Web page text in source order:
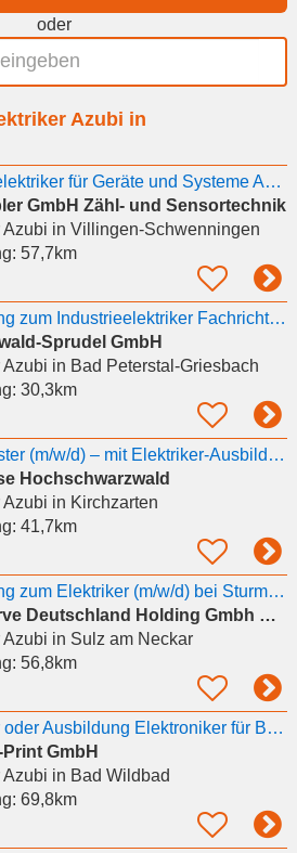
oder
Azubi in
Industrieelektriker für Geräte und Systeme Ausbildungsbeginn 2027 (m/w/d)
GmbH Zähl- und Sensortechnik
Azubi in Villingen-Schwenningen
57,7km
Ausbildung zum Industrieelektriker Fachrichtung Betriebstechnik (m/w/d) - 2027
Sprudel GmbH
Azubi in Bad Peterstal-Griesbach
30,3km
Hausmeister (m/w/d) – mit Elektriker-Ausbildung Teilzeit 60–80 %
Hochschwarzwald
Azubi in Kirchzarten
41,7km
Ausbildung zum Elektriker (m/w/d) bei Sturm in Sulz am Neckar
Homeserve Deutschland Holding Gmbh & Co. Kg
Azubi in Sulz am Neckar
56,8km
Elektriker oder Ausbildung Elektroniker für Betriebstechnik (m/w/d)
GmbH
Azubi in Bad Wildbad
69,8km